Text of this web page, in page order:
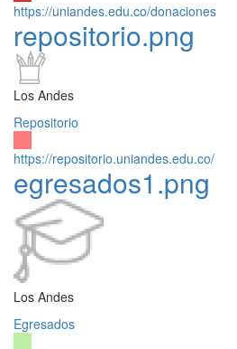
https://uniandes.edu.co/donaciones
repositorio.png
Los Andes
Repositorio
https://repositorio.uniandes.edu.co/
egresados1.png
Los Andes
Egresados